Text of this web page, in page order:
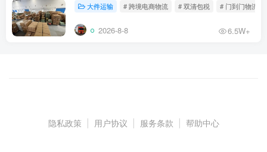
大件运输 # 跨境电商物流 # 双清包税 # 门到门物流
2026-8-8 6.5W+
隐私政策 用户协议 服务条款 帮助中心